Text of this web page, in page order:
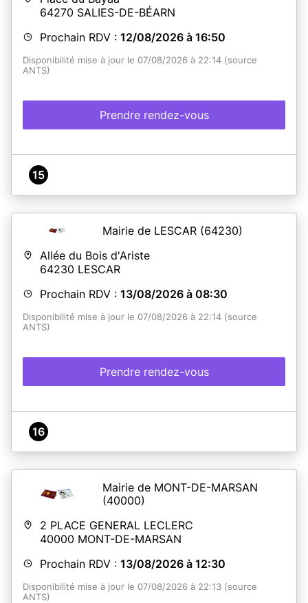
fabrication d'acheminement par l'ANTS (1 mois et demi
à 2 mois).
Pour tout renseignement ou difficultés pour prendre
lundis et vendredis matin au 05.59.05.76.79
En savoir plus
64270 SALIES-DE-BÉARN
Prochain RDV : 12/08/2026 à 16:50
Disponibilité mise à jour le 07/08/2026 à 22:14 (source
ANTS)
Prendre rendez-vous
15
Mairie de LESCAR (64230)
Allée du Bois d'Ariste
64230 LESCAR
Prochain RDV : 13/08/2026 à 08:30
Disponibilité mise à jour le 07/08/2026 à 22:14 (source
ANTS)
Prendre rendez-vous
16
Mairie de MONT-DE-MARSAN
(40000)
2 PLACE GENERAL LECLERC
40000 MONT-DE-MARSAN
Prochain RDV : 13/08/2026 à 12:30
Disponibilité mise à jour le 07/08/2026 à 22:13 (source
ANTS)